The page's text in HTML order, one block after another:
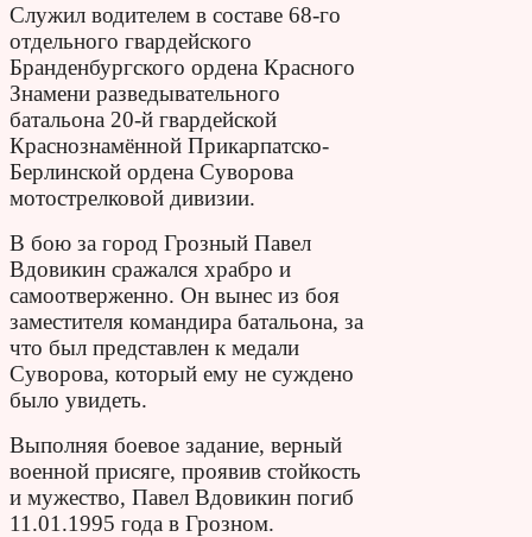
Служил водителем в составе 68-го
отдельного гвардейского
Бранденбургского ордена Красного
Знамени разведывательного
батальона 20-й гвардейской
Краснознамённой Прикарпатско-
Берлинской ордена Суворова
мотострелковой дивизии.
В бою за город Грозный Павел
Вдовикин сражался храбро и
самоотверженно. Он вынес из боя
заместителя командира батальона, за
что был представлен к медали
Суворова, который ему не суждено
было увидеть.
Выполняя боевое задание, верный
военной присяге, проявив стойкость
и мужество, Павел Вдовикин погиб
11.01.1995 года в Грозном.